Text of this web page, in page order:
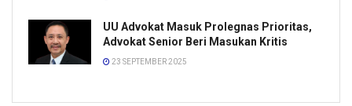
UU Advokat Masuk Prolegnas Prioritas,
Advokat Senior Beri Masukan Kritis
23 SEPTEMBER 2025